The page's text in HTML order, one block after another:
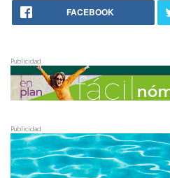
FACEBOOK
Publicidad
Publicidad